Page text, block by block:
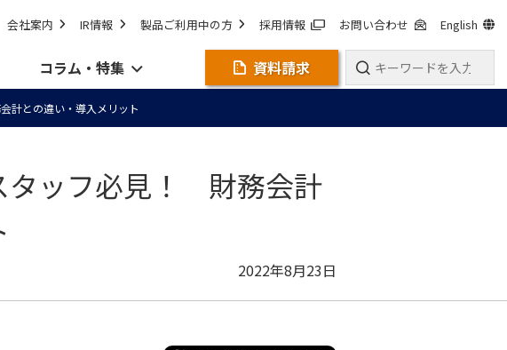
会社案内 IR情報 製品ご利用中の方 採用情報 お問い合わせ English
コラム・特集 資料請求
との違い・導入メリット
ッフ必見！ 財務会計
2022年8月23日